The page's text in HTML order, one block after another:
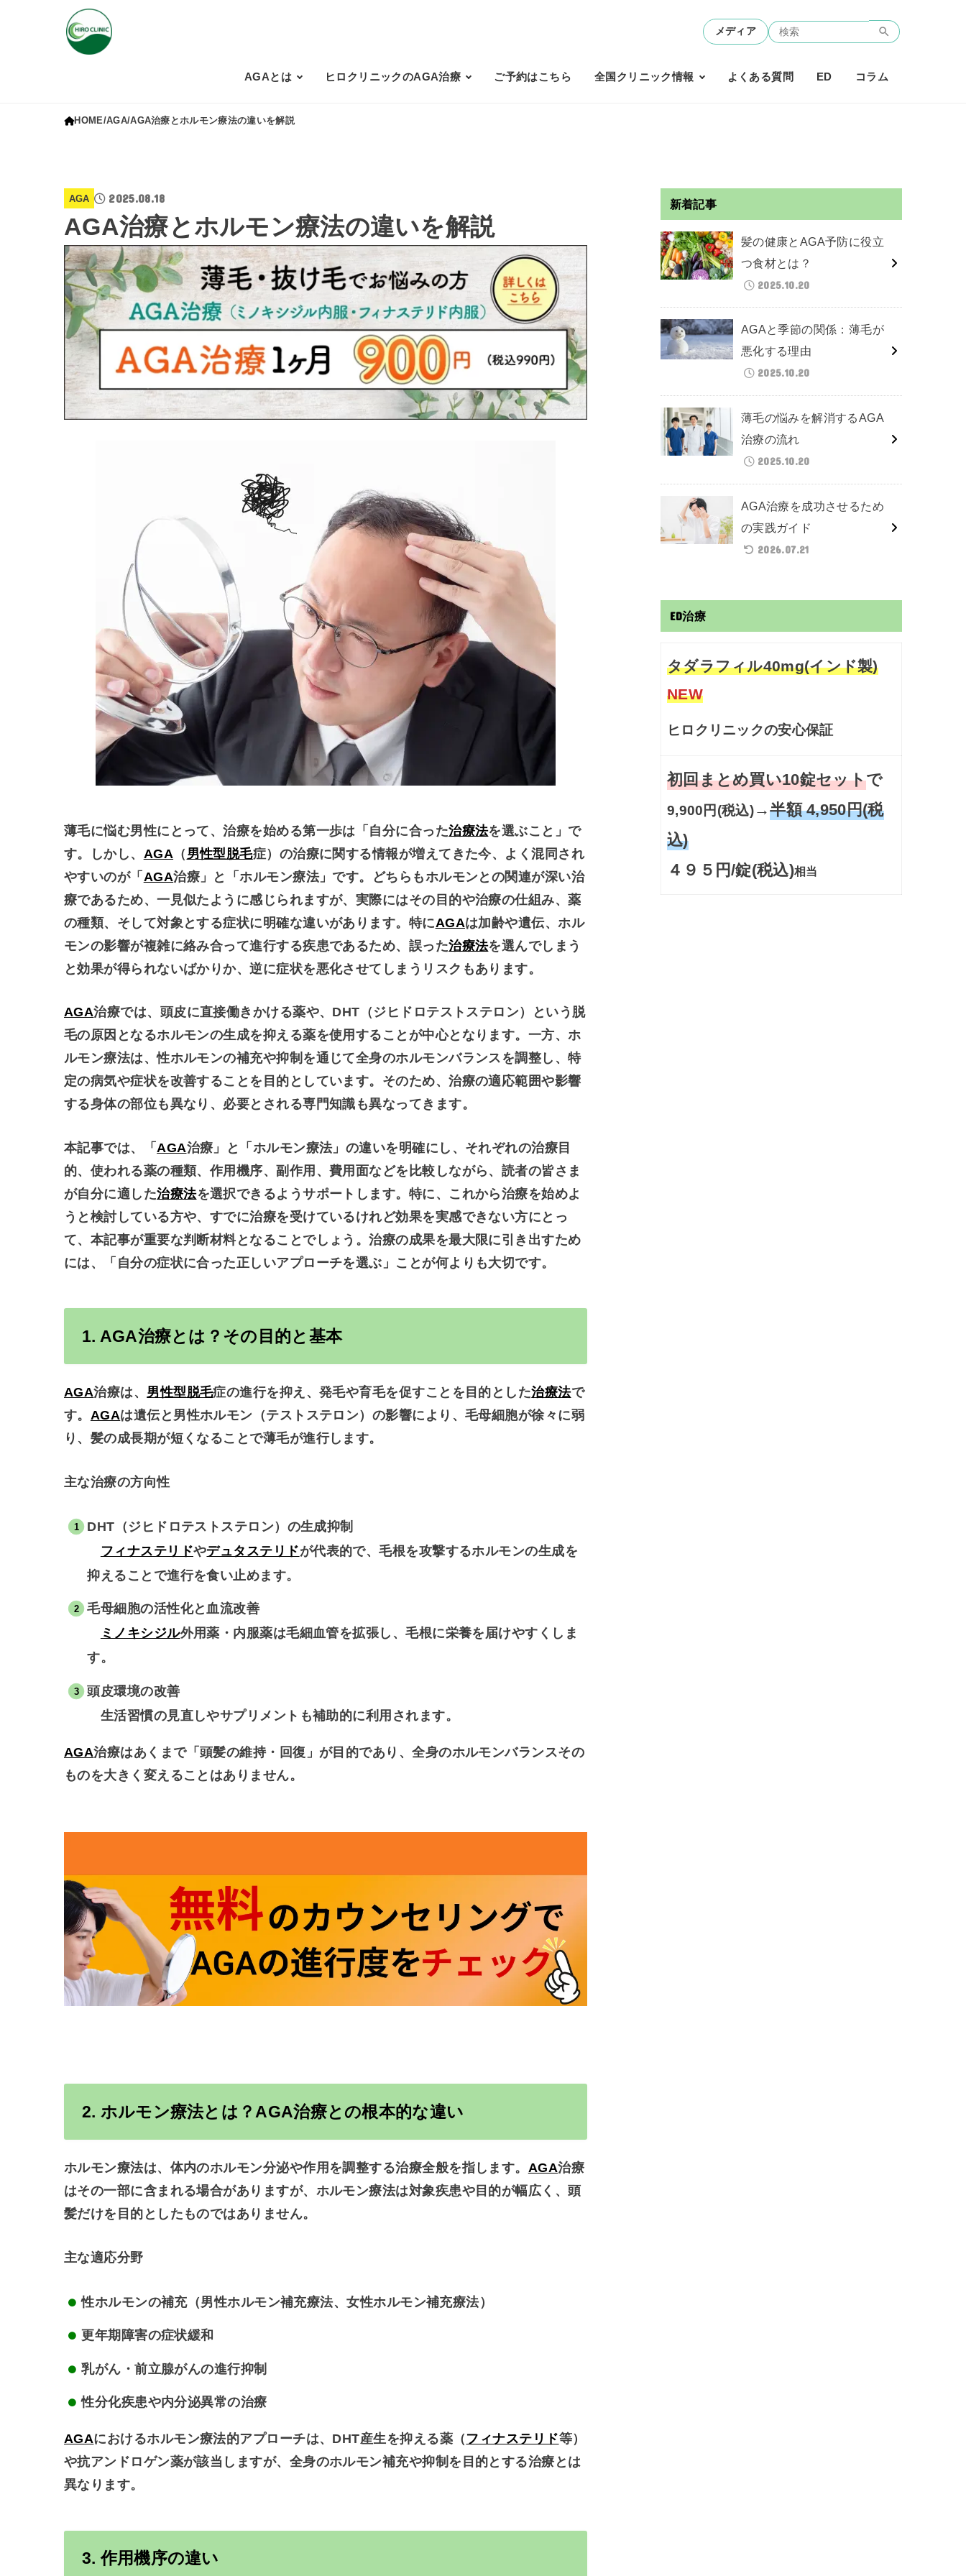
メディア
AGAとは ヒロクリニックのAGA治療 ご予約はこちら 全国クリニック情報 よくある質問 ED コラム
HOME AGA AGA治療とホルモン療法の違いを解説
AGA 2025.08.18
AGA治療とホルモン療法の違いを解説
薄毛に悩む男性にとって、治療を始める第一歩は「自分に合った治療法を選ぶこと」で
す。しかし、 AGA （ 男性型脱毛症）の治療に関する情報が増えてきた今、よく混同され
やすいのが「 AGA治療」と「ホルモン療法」です。どちらもホルモンとの関連が深い治
療であるため、一見似たように感じられますが、実際にはその目的や治療の仕組み、薬
の種類、そして対象とする症状に明確な違いがあります。特にAGAは加齢や遺伝、ホル
モンの影響が複雑に絡み合って進行する疾患であるため、誤った治療法を選んでしまう
と効果が得られないばかりか、逆に症状を悪化させてしまうリスクもあります。
AGA治療では、頭皮に直接働きかける薬や、DHT（ジヒドロテストステロン）という脱
毛の原因となるホルモンの生成を抑える薬を使用することが中心となります。一方、ホ
ルモン療法は、性ホルモンの補充や抑制を通じて全身のホルモンバランスを調整し、特
定の病気や症状を改善することを目的としています。そのため、治療の適応範囲や影響
する身体の部位も異なり、必要とされる専門知識も異なってきます。
本記事では、「AGA治療」と「ホルモン療法」の違いを明確にし、それぞれの治療目
的、使われる薬の種類、作用機序、副作用、費用面などを比較しながら、読者の皆さま
が自分に適した治療法を選択できるようサポートします。特に、これから治療を始めよ
うと検討している方や、すでに治療を受けているけれど効果を実感できない方にとっ
て、本記事が重要な判断材料となることでしょう。治療の成果を最大限に引き出すため
には、「自分の症状に合った正しいアプローチを選ぶ」ことが何よりも大切です。
1. AGA治療とは？その目的と基本
AGA治療は、 男性型脱毛症の進行を抑え、発毛や育毛を促すことを目的とした治療法で
す。 AGAは遺伝と男性ホルモン（テストステロン）の影響により、毛母細胞が徐々に弱
り、髪の成長期が短くなることで薄毛が進行します。
主な治療の方向性
DHT（ジヒドロテストステロン）の生成抑制
フィナステリドやデュタステリドが代表的で、毛根を攻撃するホルモンの生成を
抑えることで進行を食い止めます。
毛母細胞の活性化と血流改善
ミノキシジル外用薬・内服薬は毛細血管を拡張し、毛根に栄養を届けやすくしま
す。
頭皮環境の改善
生活習慣の見直しやサプリメントも補助的に利用されます。
AGA治療はあくまで「頭髪の維持・回復」が目的であり、全身のホルモンバランスその
ものを大きく変えることはありません。
2. ホルモン療法とは？ AGA治療との根本的な違い
ホルモン療法は、体内のホルモン分泌や作用を調整する治療全般を指します。 AGA治療
はその一部に含まれる場合がありますが、ホルモン療法は対象疾患や目的が幅広く、頭
髪だけを目的としたものではありません。
主な適応分野
性ホルモンの補充（男性ホルモン補充療法、女性ホルモン補充療法）
更年期障害の症状緩和
乳がん・前立腺がんの進行抑制
性分化疾患や内分泌異常の治療
AGAにおけるホルモン療法的アプローチは、DHT産生を抑える薬（ フィナステリド等）
や抗アンドロゲン薬が該当しますが、全身のホルモン補充や抑制を目的とする治療とは
異なります。
3. 作用機序の違い
新着記事
髪の健康とAGA予防に役立
つ食材とは？
2025.10.20
AGAと季節の関係：薄毛が
悪化する理由
2025.10.20
薄毛の悩みを解消するAGA
治療の流れ
2025.10.20
AGA治療を成功させるため
の実践ガイド
2026.07.21
ED治療
タダラフィル40mg(インド製)
NEW
ヒロクリニックの安心保証
初回まとめ買い10錠セットで
9,900円(税込)→半額 4,950円(税
込)
４９５円/錠(税込)相当